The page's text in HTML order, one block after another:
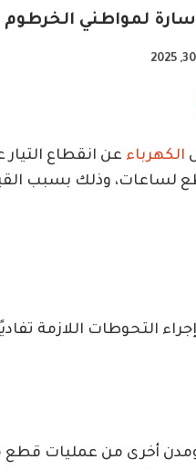
سارة لمواطني الخرطوم
الكهرباء عن انقطاع
لساعات، وذلك بسبب
التحوطات اللازمة
ومدن أخرى من عمليات قطع